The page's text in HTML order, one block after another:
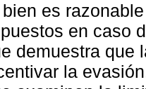
es
en caso
demuestra que
la